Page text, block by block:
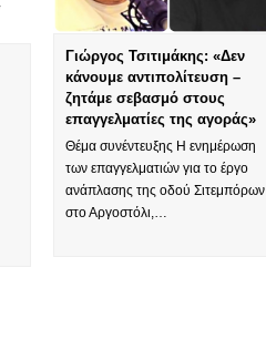
Γιώργος Τσιτιμάκης: «Δεν
κάνουμε αντιπολίτευση –
ζητάμε σεβασμό στους
επαγγελματίες της αγοράς»
Θέμα συνέντευξης Η ενημέρωση
των επαγγελματιών για το έργο
ανάπλασης της οδού Σιτεμπόρων
στο Αργοστόλι,…